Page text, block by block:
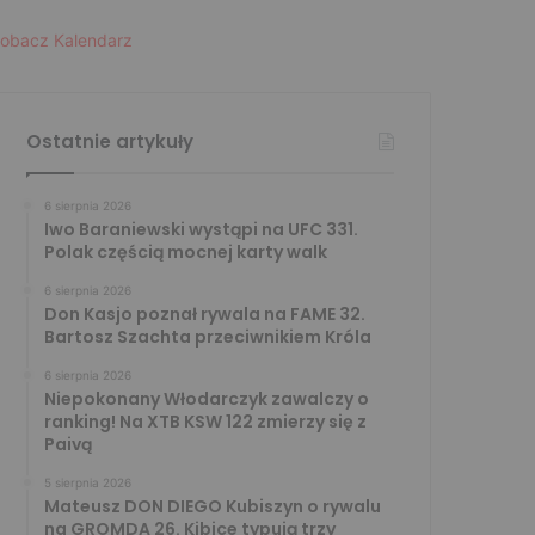
Kalendarz
Ostatnie artykuły
6 sierpnia 2026
Iwo Baraniewski wystąpi na UFC 331.
Polak częścią mocnej karty walk
6 sierpnia 2026
Don Kasjo poznał rywala na FAME 32.
Bartosz Szachta przeciwnikiem Króla
6 sierpnia 2026
Niepokonany Włodarczyk zawalczy o
ranking! Na XTB KSW 122 zmierzy się z
Paivą
5 sierpnia 2026
Mateusz DON DIEGO Kubiszyn o rywalu
na GROMDA 26. Kibice typują trzy